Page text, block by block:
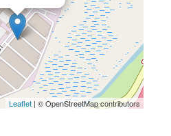
Leaflet | © OpenStreetMap contributors